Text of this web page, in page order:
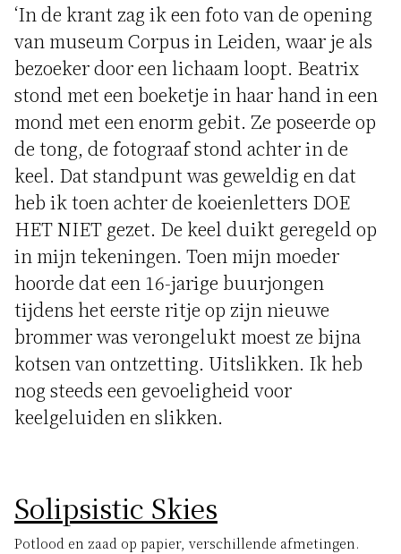
‘In de krant zag ik een foto van de opening
van museum Corpus in Leiden, waar je als
bezoeker door een lichaam loopt. Beatrix
stond met een boeketje in haar hand in een
mond met een enorm gebit. Ze poseerde op
de tong, de fotograaf stond achter in de
keel. Dat standpunt was geweldig en dat
heb ik toen achter de koeienletters DOE
HET NIET gezet. De keel duikt geregeld op
in mijn tekeningen. Toen mijn moeder
hoorde dat een 16-jarige buurjongen
tijdens het eerste ritje op zijn nieuwe
brommer was verongelukt moest ze bijna
kotsen van ontzetting. Uitslikken. Ik heb
nog steeds een gevoeligheid voor
keelgeluiden en slikken.
Solipsistic Skies
Potlood en zaad op papier, verschillende afmetingen.